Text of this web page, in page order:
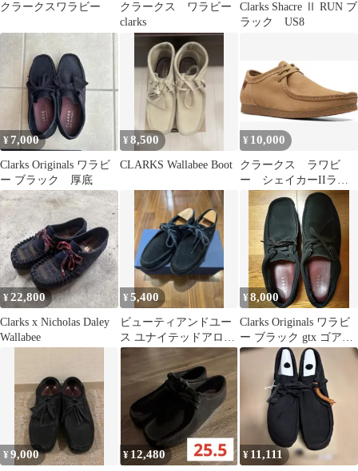
クラークスワラビー
クラークス ワラビー
clarks
Clarks Shacre Ⅱ RUN ブ
ラック US8
¥ 7,000
Clarks Originals ワラビ
ー ブラック 厚底
¥8,500
CLARKS Wallabee Boot
¥ 10,000
クラークス ラワビ
ー シェイカーIIラ
ン GORE-TEX ロン
ハーマン 新品
¥22,800
Clarks x Nicholas Daley
Wallabee
¥5,400
ビューティアンドユー
ス ユナイテッドアロー
ズ ワラビー ブラック
¥8,000
Clarks Originals ワラビ
ー ブラック gtx ゴアテ
ックス
¥9,000 ¥ 12,480 ¥ 11,111